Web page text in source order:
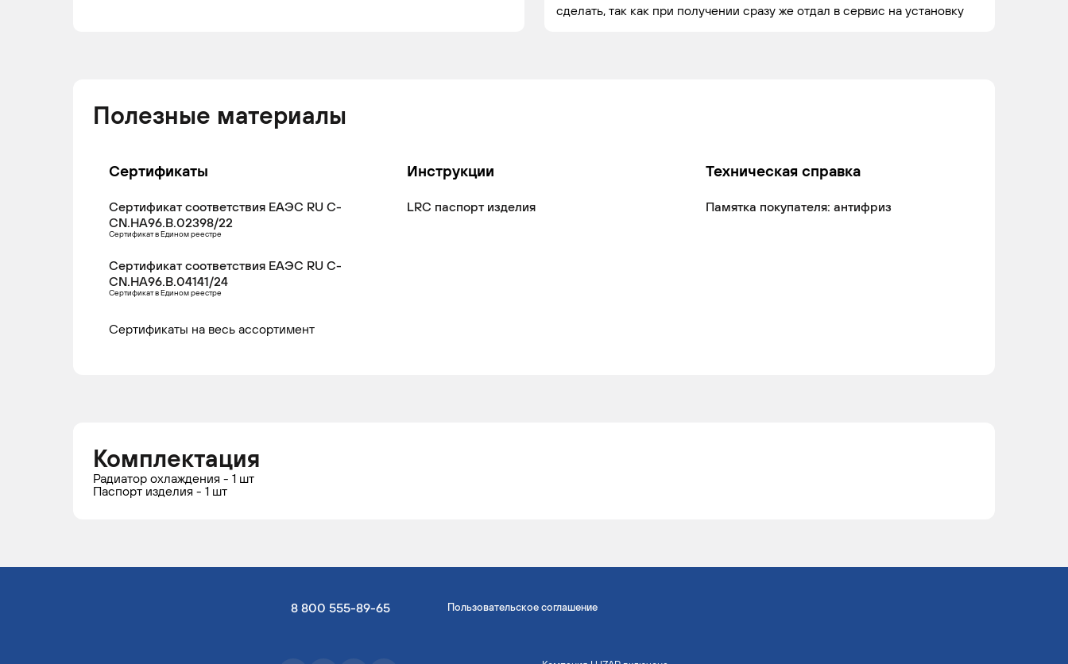
сделать, так как при получении сразу же отдал в сервис на установку
Полезные материалы
Сертификаты
Сертификат соответствия ЕАЭС RU С-
CN.НА96.В.02398/22
Сертификат в Едином реестре
Сертификат соответствия ЕАЭС RU С-
CN.НА96.В.04141/24
Сертификат в Едином реестре
Сертификаты на весь ассортимент
Инструкции
LRC паспорт изделия
Техническая справка
Памятка покупателя: антифриз
Комплектация
Радиатор охлаждения - 1 шт
Паспорт изделия - 1 шт
8 800 555-89-65 Пользовательское соглашение